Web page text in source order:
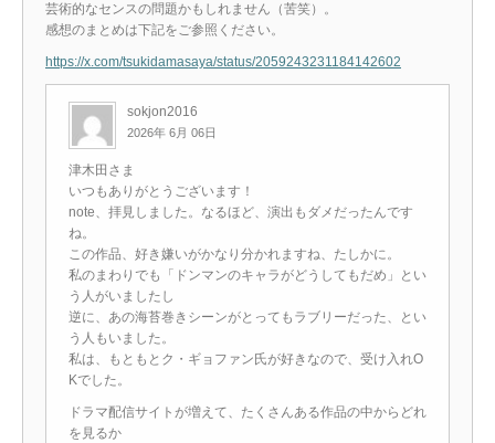
芸術的なセンスの問題かもしれません（苦笑）。
感想のまとめは下記をご参照ください。
https://x.com/tsukidamasaya/status/2059243231184142602
sokjon2016
2026年 6月 06日
津木田さま
いつもありがとうございます！
note、拝見しました。なるほど、演出もダメだったんです
ね。
この作品、好き嫌いがかなり分かれますね、たしかに。
私のまわりでも「ドンマンのキャラがどうしてもだめ」とい
う人がいましたし
逆に、あの海苔巻きシーンがとってもラブリーだった、とい
う人もいました。
私は、もともとク・ギョファン氏が好きなので、受け入れO
Kでした。
ドラマ配信サイトが増えて、たくさんある作品の中からどれ
を見るか